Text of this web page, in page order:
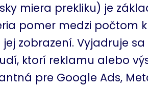
miera prekliku) je
pomer medzi počtom
zobrazení. Vyjadruje sa
ktorí reklamu alebo
pre Google Ads,